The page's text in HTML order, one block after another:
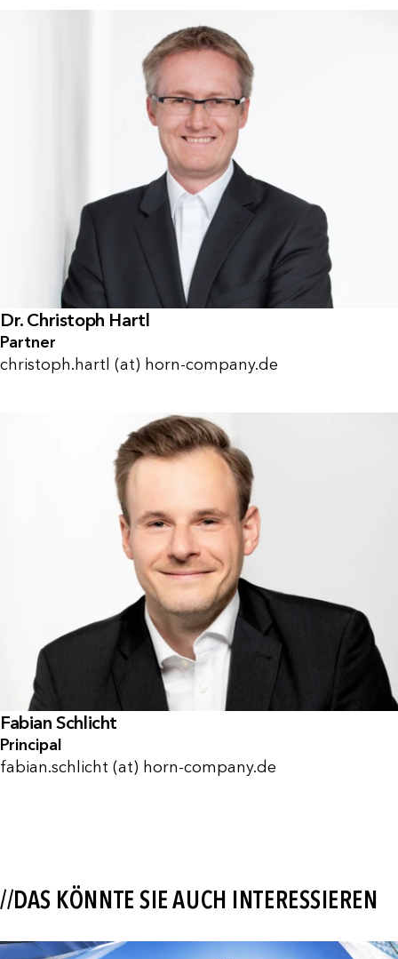
Dr. Christoph Hartl
Partner
christoph.hartl (at) horn-company.de
Fabian Schlicht
Principal
fabian.schlicht (at) horn-company.de
//DAS KÖNNTE SIE AUCH INTERESSIEREN